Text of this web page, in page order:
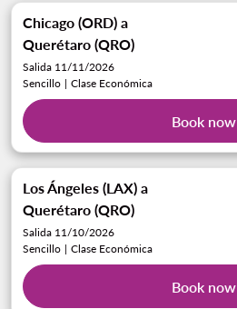
Chicago (ORD) a
Querétaro (QRO)
Salida 11/11/2026
Sencillo | Clase Económica
Book now
Los Ángeles (LAX) a
Querétaro (QRO)
Salida 11/10/2026
Sencillo | Clase Económica
Book now